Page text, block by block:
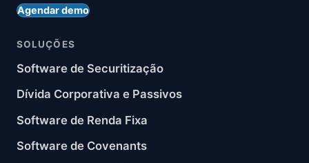
Agendar demo
SOLUÇÕES
Software de Securitização
Dívida Corporativa e Passivos
Software de Renda Fixa
Software de Covenants